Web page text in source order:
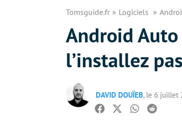
Tomsguide.fr Logiciels
Android
l’installez pas
DAVID DOUÏEB, le 6 juillet
Facebook
TwitterWhatsapp
Reddit